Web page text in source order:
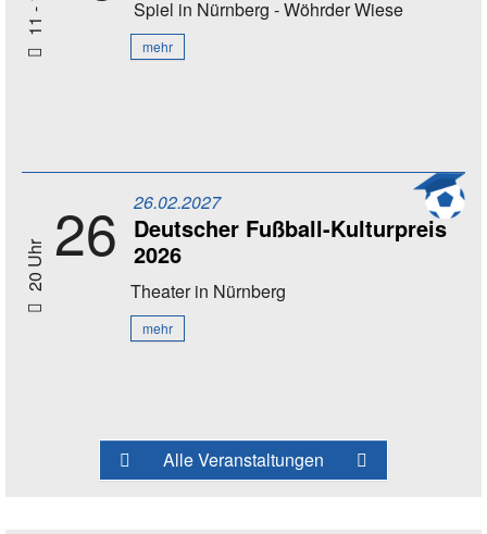
Spiel in Nürnberg - Wöhrder Wiese
mehr
20 Uhr 26 26.02.2027
Deutscher Fußball-Kulturpreis
2026
Theaterin Nürnberg
mehr
Alle Veranstaltungen